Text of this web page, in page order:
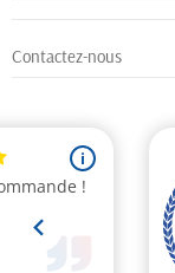
Contactez-nous